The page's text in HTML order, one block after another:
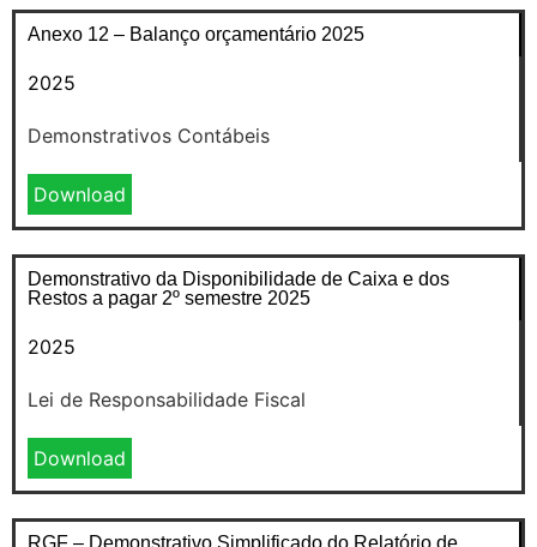
Anexo 12 – Balanço orçamentário 2025
2025
Demonstrativos Contábeis
Download
Demonstrativo da Disponibilidade de Caixa e dos
Restos a pagar 2º semestre 2025
2025
Lei de Responsabilidade Fiscal
Download
RGF – Demonstrativo Simplificado do Relatório de